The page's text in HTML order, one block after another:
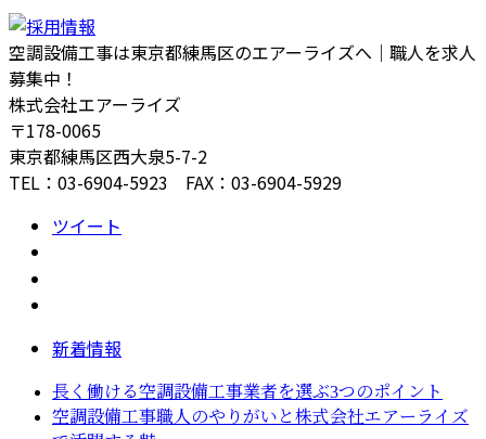
空調設備工事は東京都練馬区のエアーライズへ｜職人を求人
募集中！
株式会社エアーライズ
〒178-0065
東京都練馬区西大泉5-7-2
TEL：03-6904-5923 FAX：03-6904-5929
ツイート
新着情報
長く働ける空調設備工事業者を選ぶ3つのポイント
空調設備工事職人のやりがいと株式会社エアーライズ